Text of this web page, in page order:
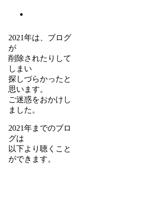
2021年は、ブログ
が
削除されたりして
しまい
探しづらかったと
思います。
ご迷惑をおかけし
ました。
2021年までのブロ
グは
以下より聴くこと
ができます。